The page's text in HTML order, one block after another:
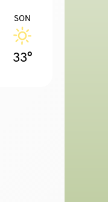
SON
33°